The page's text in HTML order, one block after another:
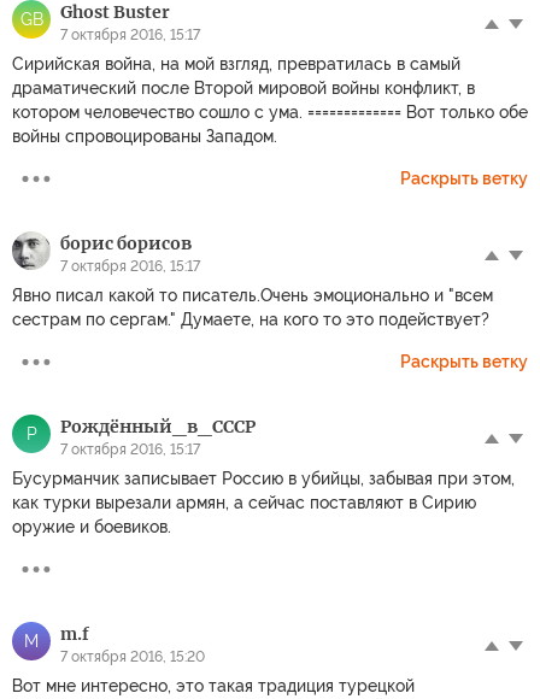
GB Ghost Buster
7 октября 2016, 15:17
Сирийская война, на мой взгляд, превратилась в самый
драматический после Второй мировой войны конфликт, в
котором человечество сошло с ума. ============= Вот только обе
войны спровоцированы Западом.
Раскрыть ветку
борис борисов
7 октября 2016, 15:17
Явно писал какой то писатель.Очень эмоционально и "всем
сестрам по сергам." Думаете, на кого то это подействует?
Раскрыть ветку
Р Рождённый_в_СССР
7 октября 2016, 15:17
Бусурманчик записывает Россию в убийцы, забывая при этом,
как турки вырезали армян, а сейчас поставляют в Сирию
оружие и боевиков.
M m.f
7 октября 2016, 15:20
Вот мне интересно, это такая традиция турецкой